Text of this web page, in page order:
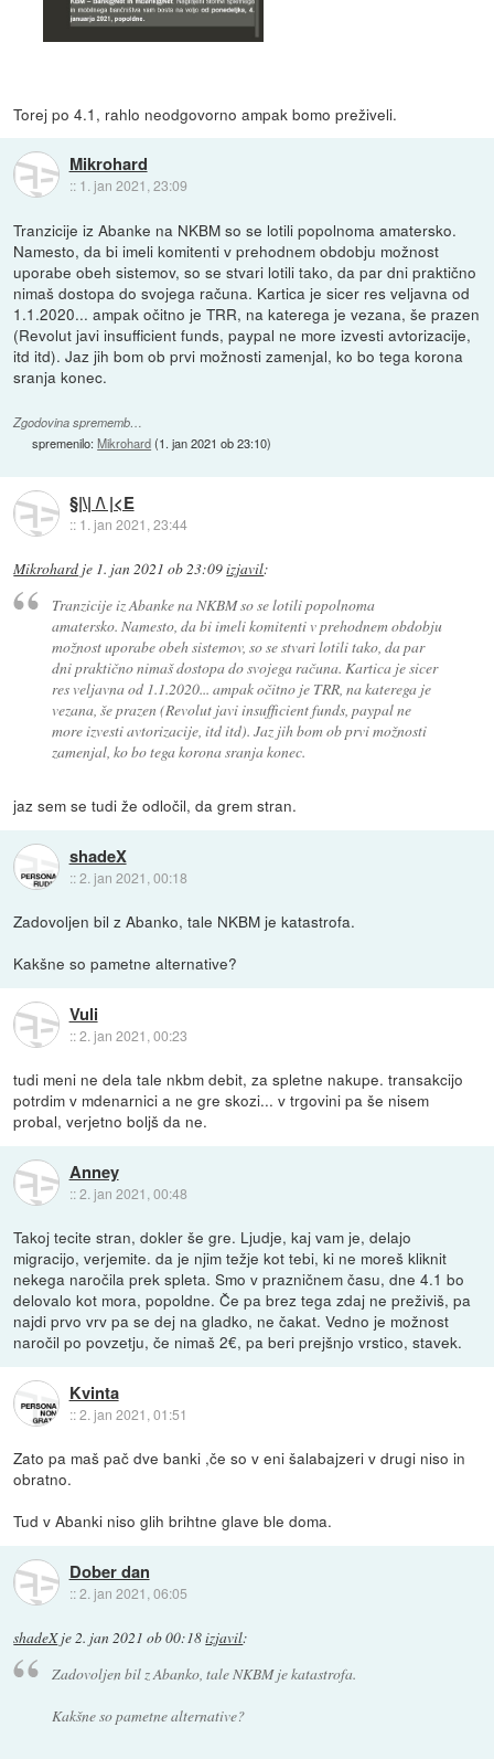
Torej po 4.1, rahlo neodgovorno ampak bomo preživeli.
Mikrohard
:: 1. jan 2021, 23:09
Tranzicije iz Abanke na NKBM so se lotili popolnoma amatersko.
Namesto, da bi imeli komitenti v prehodnem obdobju možnost
uporabe obeh sistemov, so se stvari lotili tako, da par dni praktično
nimaš dostopa do svojega računa. Kartica je sicer res veljavna od
1.1.2020... ampak očitno je TRR, na katerega je vezana, še prazen
(Revolut javi insufficient funds, paypal ne more izvesti avtorizacije,
itd itd). Jaz jih bom ob prvi možnosti zamenjal, ko bo tega korona
sranja konec.
Zgodovina sprememb…
spremenilo:Mikrohard(1. jan 2021 ob 23:10)
§|\| /\ |<E
:: 1. jan 2021, 23:44
Mikrohard je 1. jan 2021 ob 23:09izjavil:
Tranzicije iz Abanke na NKBM so se lotili popolnoma
amatersko. Namesto, da bi imeli komitenti v prehodnem obdobju
možnost uporabe obeh sistemov, so se stvari lotili tako, da par
dni praktično nimaš dostopa do svojega računa. Kartica je sicer
res veljavna od 1.1.2020... ampak očitno je TRR, na katerega je
vezana, še prazen (Revolut javi insufficient funds, paypal ne
more izvesti avtorizacije, itd itd). Jaz jih bom ob prvi možnosti
zamenjal, ko bo tega korona sranja konec.
jaz sem se tudi že odločil, da grem stran.
shadeX
::2. jan 2021, 00:18
Zadovoljen bil z Abanko, tale NKBM je katastrofa.
Kakšne so pametne alternative?
Vuli
::2. jan 2021, 00:23
tudi meni ne dela tale nkbm debit, za spletne nakupe. transakcijo
potrdim v mdenarnici a ne gre skozi... v trgovini pa še nisem
probal, verjetno boljš da ne.
Anney
::2. jan 2021, 00:48
Takoj tecite stran, dokler še gre. Ljudje, kaj vam je, delajo
migracijo, verjemite. da je njim težje kot tebi, ki ne moreš kliknit
nekega naročila prek spleta. Smo v prazničnem času, dne 4.1 bo
delovalo kot mora, popoldne. Če pa brez tega zdaj ne preživiš, pa
najdi prvo vrv pa se dej na gladko, ne čakat. Vedno je možnost
naročil po povzetju, če nimaš 2€, pa beri prejšnjo vrstico, stavek.
Kvinta
::2. jan 2021, 01:51
Zato pa maš pač dve banki ,če so v eni šalabajzeri v drugi niso in
obratno.
Tud v Abanki niso glih brihtne glave ble doma.
Dober dan
::2. jan 2021, 06:05
shadeXje 2. jan 2021 ob 00:18izjavil:
Zadovoljen bil z Abanko, tale NKBM je katastrofa.
Kakšne so pametne alternative?